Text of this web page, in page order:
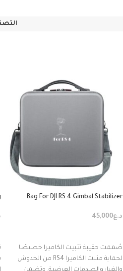
Bag For DJI RS 4 Gimbal Stabilizer
د.ع45,000
صُممت حقيبة تثبيت الكاميرا خصيصًا
لحماية مثبت الكاميرا RS4 من الخدوش